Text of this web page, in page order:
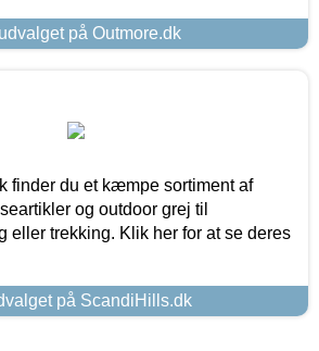
på Outmore.dk
finder du et kæmpe sortiment af
og outdoor grej til
eller trekking. Klik her for at se deres
på ScandiHills.dk